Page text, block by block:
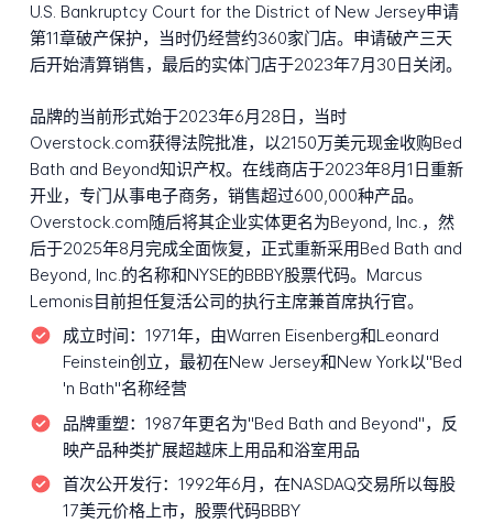
U.S. Bankruptcy Court for the District of New Jersey申请
第11章破产保护，当时仍经营约360家门店。申请破产三天
后开始清算销售，最后的实体门店于2023年7月30日关闭。
品牌的当前形式始于2023年6月28日，当时
Overstock.com获得法院批准，以2150万美元现金收购Bed
Bath and Beyond知识产权。在线商店于2023年8月1日重新
开业，专门从事电子商务，销售超过600,000种产品。
Overstock.com随后将其企业实体更名为Beyond, Inc.，然
后于2025年8月完成全面恢复，正式重新采用Bed Bath and
Beyond, Inc.的名称和NYSE的BBBY股票代码。Marcus
Lemonis目前担任复活公司的执行主席兼首席执行官。
成立时间： 1971年，由Warren Eisenberg和Leonard
Feinstein创立，最初在New Jersey和New York以"Bed
'n Bath"名称经营
品牌重塑： 1987年更名为"Bed Bath and Beyond"，反
映产品种类扩展超越床上用品和浴室用品
首次公开发行： 1992年6月，在NASDAQ交易所以每股
17美元价格上市，股票代码BBBY